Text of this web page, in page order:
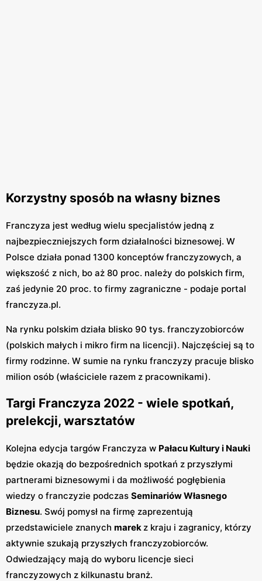
Korzystny sposób na własny biznes
Franczyza jest według wielu specjalistów jedną z
najbezpieczniejszych form działalności biznesowej. W
Polsce działa ponad 1300 konceptów franczyzowych, a
większość z nich, bo aż 80 proc. należy do polskich firm,
zaś jedynie 20 proc. to firmy zagraniczne - podaje portal
franczyza.pl.
Na rynku polskim działa blisko 90 tys. franczyzobiorców
(polskich małych i mikro firm na licencji). Najczęściej są to
firmy rodzinne. W sumie na rynku franczyzy pracuje blisko
milion osób (właściciele razem z pracownikami).
Targi Franczyza 2022 - wiele spotkań,
prelekcji, warsztatów
Kolejna edycja targów Franczyza w Pałacu Kultury i Nauki
będzie okazją do bezpośrednich spotkań z przyszłymi
partnerami biznesowymi i da możliwość pogłębienia
wiedzy o franczyzie podczas Seminariów Własnego
Biznesu. Swój pomysł na firmę zaprezentują
przedstawiciele znanych marek z kraju i zagranicy, którzy
aktywnie szukają przyszłych franczyzobiorców.
Odwiedzający mają do wyboru licencje sieci
franczyzowych z kilkunastu branż.